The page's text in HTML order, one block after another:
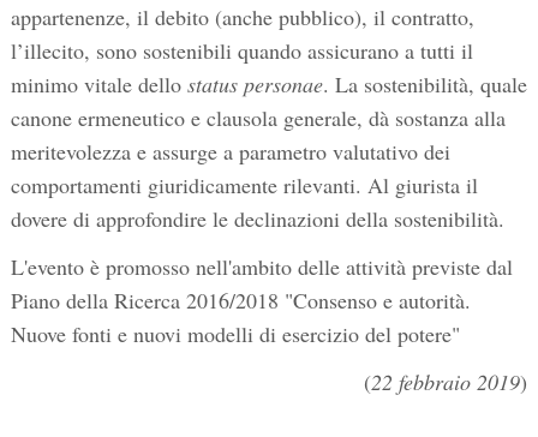
appartenenze, il debito (anche pubblico), il contratto,
l’illecito, sono sostenibili quando assicurano a tutti il
minimo vitale dello status personae. La sostenibilità, quale
canone ermeneutico e clausola generale, dà sostanza alla
meritevolezza e assurge a parametro valutativo dei
comportamenti giuridicamente rilevanti. Al giurista il
dovere di approfondire le declinazioni della sostenibilità.
L'evento è promosso nell'ambito delle attività previste dal
Piano della Ricerca 2016/2018 "Consenso e autorità.
Nuove fonti e nuovi modelli di esercizio del potere"
(22 febbraio 2019)